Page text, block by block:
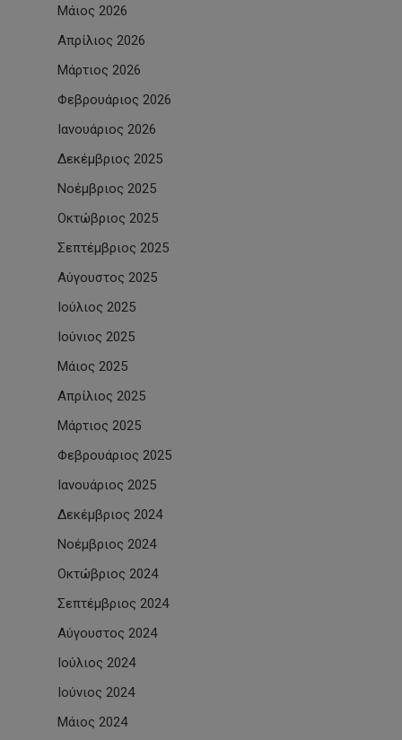
Μάιος 2026
Απρίλιος 2026
Μάρτιος 2026
Φεβρουάριος 2026
Ιανουάριος 2026
Δεκέμβριος 2025
Νοέμβριος 2025
Οκτώβριος 2025
Σεπτέμβριος 2025
Αύγουστος 2025
Ιούλιος 2025
Ιούνιος 2025
Μάιος 2025
Απρίλιος 2025
Μάρτιος 2025
Φεβρουάριος 2025
Ιανουάριος 2025
Δεκέμβριος 2024
Νοέμβριος 2024
Οκτώβριος 2024
Σεπτέμβριος 2024
Αύγουστος 2024
Ιούλιος 2024
Ιούνιος 2024
Μάιος 2024